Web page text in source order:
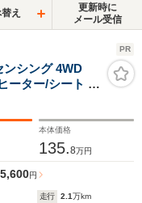
え
更新時に
メール受信
PR
ンシング 4WD
ーター/シート ハ
ドランプ
り防止装置
本体価格
135.8万円
円
走行 2.1万km